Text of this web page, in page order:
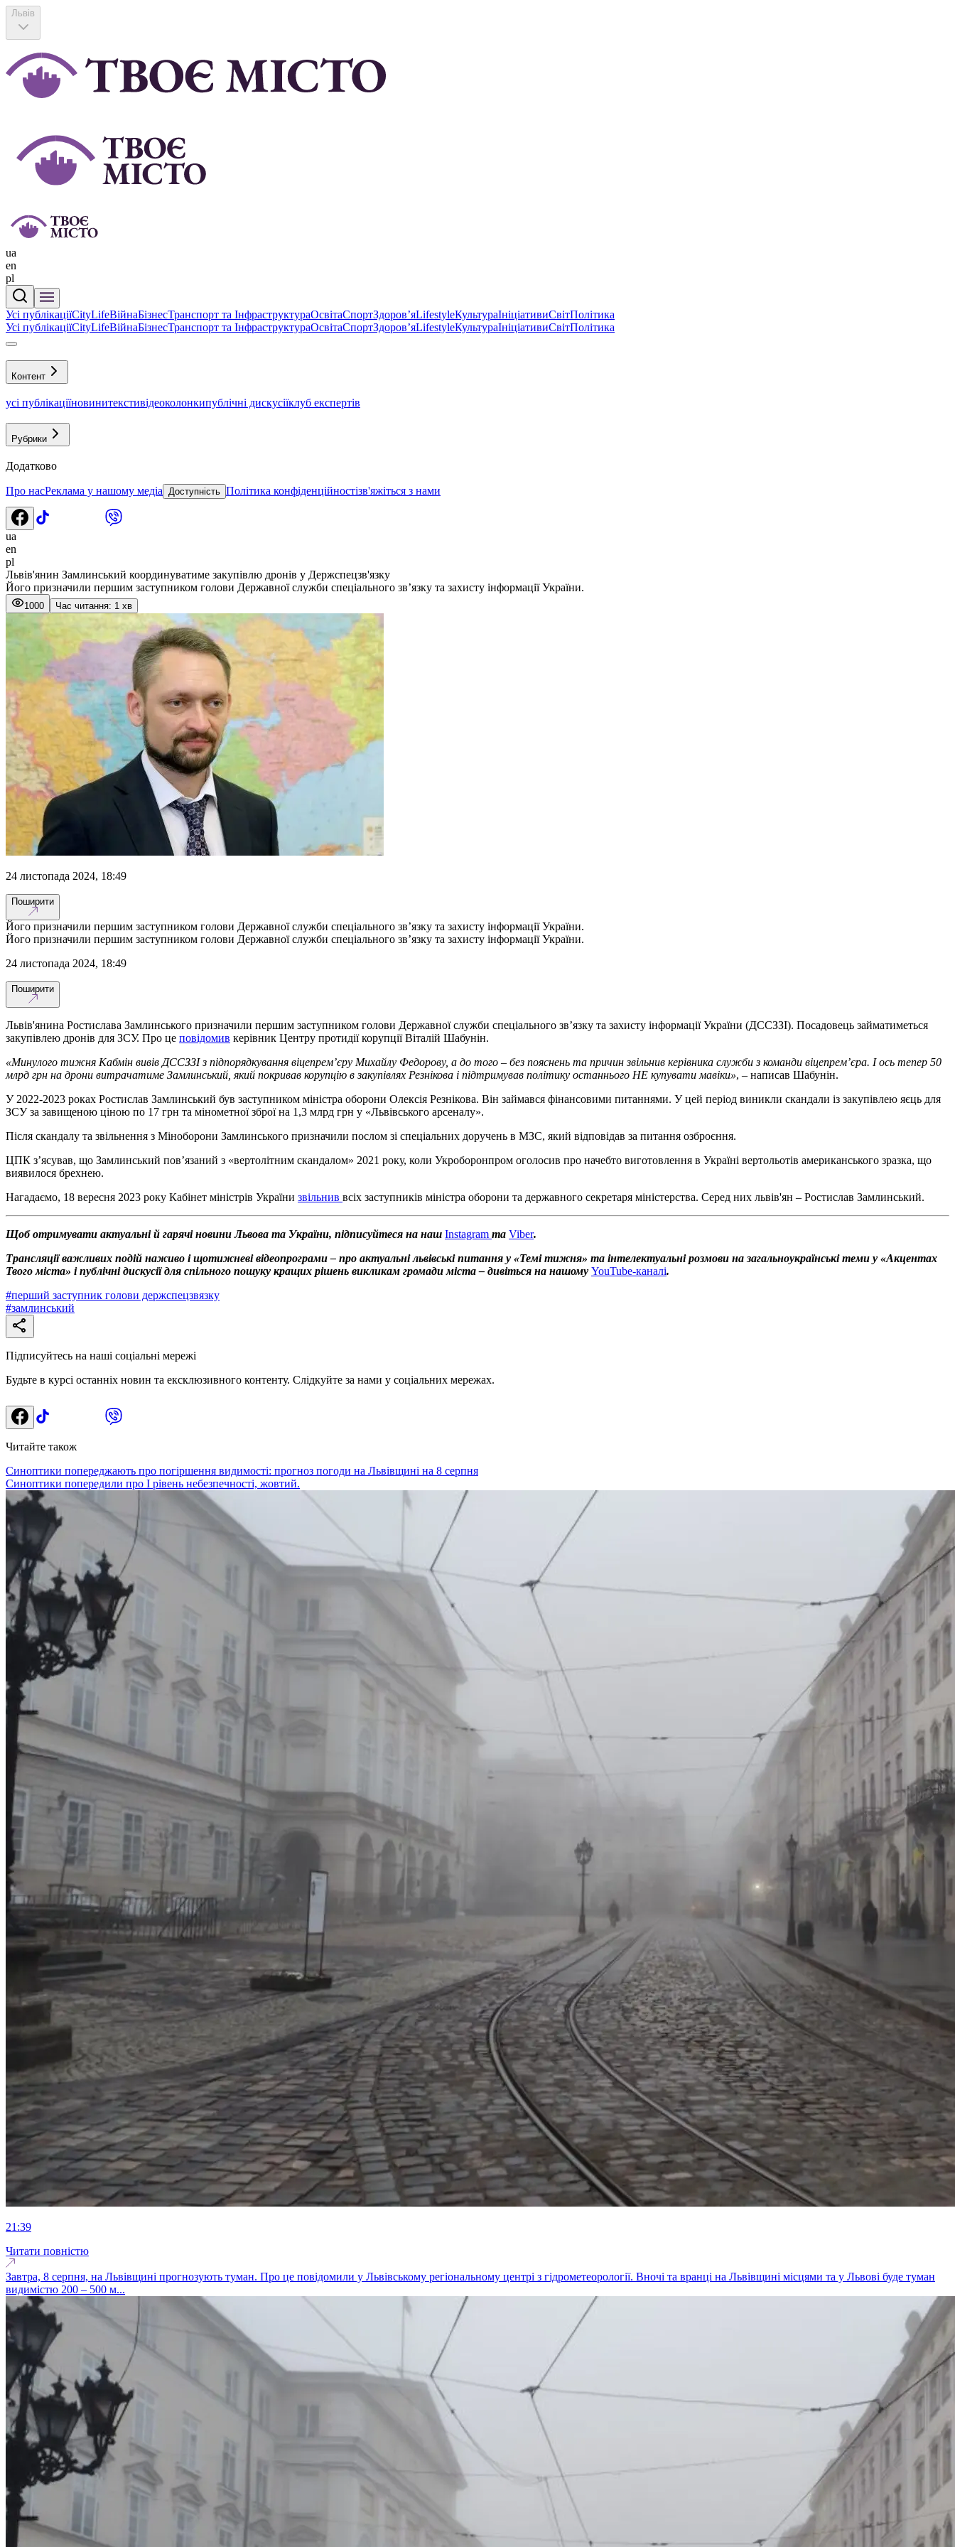
Львів
ua
en
pl
Усі публікаціїCityLifeВійнаБізнесТранспорт та ІнфраструктураОсвітаСпортЗдоровʼяLifestyleКультураІніціативиСвітПолітика
Усі публікаціїCityLifeВійнаБізнесТранспорт та ІнфраструктураОсвітаСпортЗдоровʼяLifestyleКультураІніціативиСвітПолітика
Контент
усі публікаціїновинитекстивідеоколонкипублічні дискусіїклуб експертів
Рубрики
Додатково
Про насРеклама у нашому медіа Доступність Політика конфіденційностізв'яжіться з нами
ua
en
pl
Львів'янин Замлинський координуватиме закупівлю дронів у Держспецзв'язку
Його призначили першим заступником голови Державної служби спеціального зв’язку та захисту інформації України.
1000 Час читання: 1 хв
24 листопада 2024, 18:49
Поширити
Його призначили першим заступником голови Державної служби спеціального зв’язку та захисту інформації України.
Його призначили першим заступником голови Державної служби спеціального зв’язку та захисту інформації України.
24 листопада 2024, 18:49
Поширити
Львів'янина Ростислава Замлинського призначили першим заступником голови Державної служби спеціального зв’язку та захисту інформації України (ДССЗЗІ). Посадовець займатиметься
закупівлею дронів для ЗСУ. Про це повідомив керівник Центру протидії корупції Віталій Шабунін.
«Минулого тижня Кабмін вивів ДССЗЗІ з підпорядкування віцепремʼєру Михайлу Федорову, а до того – без пояснень та причин звільнив керівника служби з команди віцепремʼєра. І ось тепер 50
млрд грн на дрони витрачатиме Замлинський, який покривав корупцію в закупівлях Резнікова і підтримував політику останнього НЕ купувати мавіки», – написав Шабунін.
У 2022-2023 роках Ростислав Замлинський був заступником міністра оборони Олексія Резнікова. Він займався фінансовими питаннями. У цей період виникли скандали із закупівлею яєць для
ЗСУ за завищеною ціною по 17 грн та мінометної зброї на 1,3 млрд грн у «Львівського арсеналу».
Після скандалу та звільнення з Міноборони Замлинського призначили послом зі спеціальних доручень в МЗС, який відповідав за питання озброєння.
ЦПК зʼясував, що Замлинський повʼязаний з «вертолітним скандалом» 2021 року, коли Укроборонпром оголосив про начебто виготовлення в Україні вертольотів американського зразка, що
виявилося брехнею.
Нагадаємо, 18 вересня 2023 року Кабінет міністрів України звільнив всіх заступників міністра оборони та державного секретаря міністерства. Серед них львів'ян – Ростислав Замлинський.
Щоб отримувати актуальні й гарячі новини Львова та України, підписуйтеся на наш Instagram та Viber.
Трансляції важливих подій наживо і щотижневі відеопрограми – про актуальні львівські питання у «Темі тижня» та інтелектуальні розмови на загальноукраїнські теми у «Акцентах
Твого міста» і публічні дискусії для спільного пошуку кращих рішень викликам громади міста – дивіться на нашому YouTube-каналі.
#перший заступник голови держспецзвязку
#замлинський
Підписуйтесь на наші соціальні мережі
Будьте в курсі останніх новин та ексклюзивного контенту. Слідкуйте за нами у соціальних мережах.
Читайте також
Синоптики попереджають про погіршення видимості: прогноз погоди на Львівщині на 8 серпня
Синоптики попередили про І рівень небезпечності, жовтий.
21:39
Читати повністю
Завтра, 8 серпня, на Львівщині прогнозують туман. Про це повідомили у Львівському регіональному центрі з гідрометеорології. Вночі та вранці на Львівщині місцями та у Львові буде туман
видимістю 200 – 500 м...